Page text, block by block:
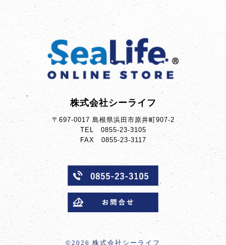
株式会社シーライフ
〒697-0017 島根県浜田市原井町907-2
TEL 0855-23-3105
FAX 0855-23-3117
©︎2026 株式会社シーライフ